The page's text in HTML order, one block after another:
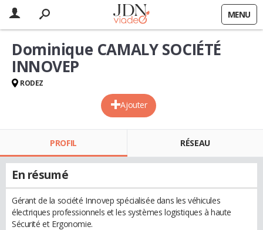
MENU
Ajouter
Dominique CAMALY SOCIÉTÉ
INNOVEP
RODEZ
PROFIL RÉSEAU
En résumé
Gérant de la société Innovep spécialisée dans les véhicules
électriques professionnels et les systèmes logistiques à haute
Sécurité et Ergonomie.